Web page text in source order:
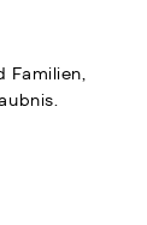
Familien,